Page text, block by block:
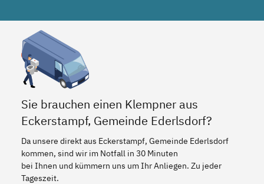
Sie brauchen einen Klempner aus
Eckerstampf, Gemeinde Ederlsdorf?
Da unsere direkt aus Eckerstampf, Gemeinde Ederlsdorf
kommen, sind wir im Notfall in 30 Minuten
bei Ihnen und kümmern uns um Ihr Anliegen. Zu jeder
Tageszeit.